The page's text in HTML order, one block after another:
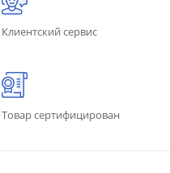
Клиентский сервис
Товар сертифицирован